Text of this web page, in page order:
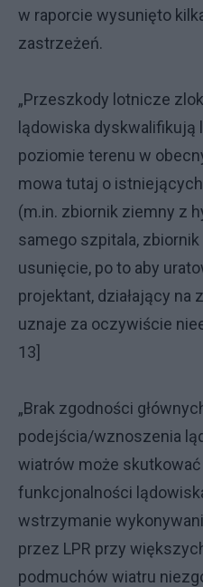
w raporcie wysunięto
zastrzeżeń.
„Przeszkody lotnicze
lądowiska dyskwalifikują
poziomie terenu w
mowa tutaj o
(m.in. zbiornik ziemny z
samego szpitala,
usunięcie, po to aby
projektant, działający na
uznaje za oczywiście
13]
„Brak zgodności
podejścia/wznoszenia
wiatrów może
funkcjonalności
wstrzymanie
przez LPR przy
podmuchów wiatru